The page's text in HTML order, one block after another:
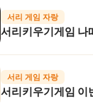
서리 게임 자랑
서리키우기게임 나
서리 게임 자랑
서리키우기게임 이